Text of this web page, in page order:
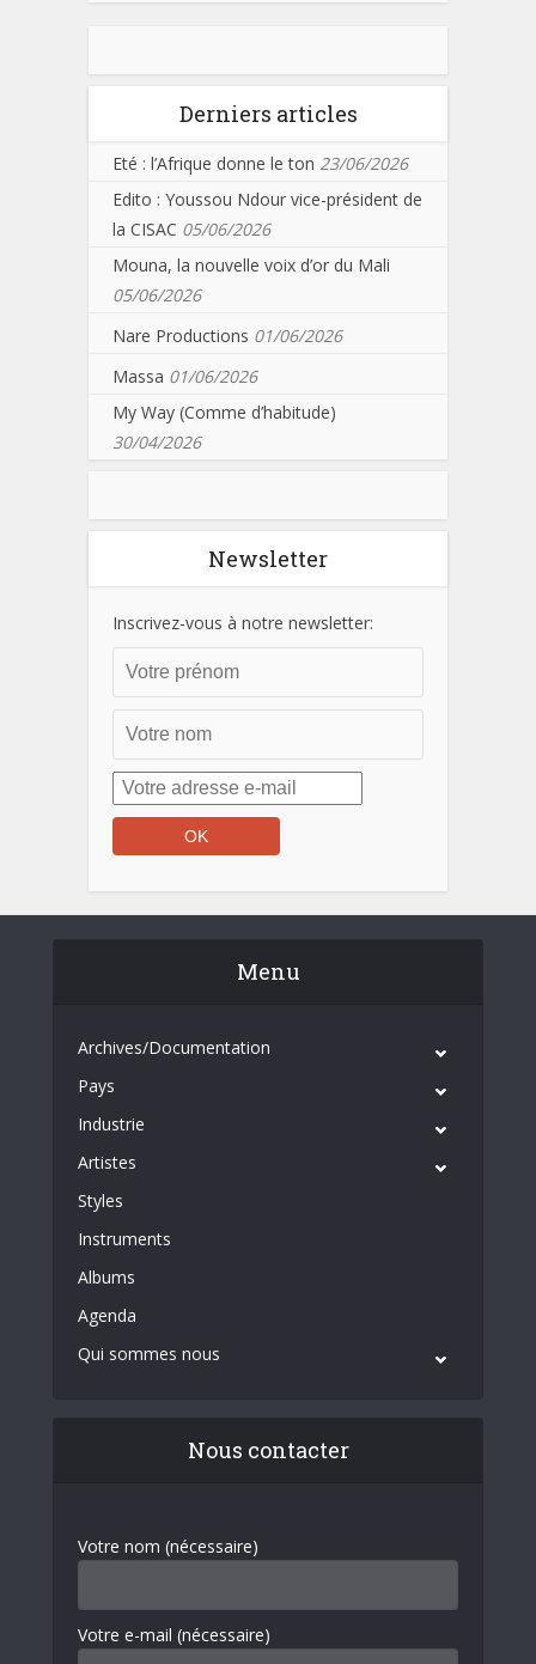
Derniers articles
Eté : l’Afrique donne le ton 23/06/2026
Edito : Youssou Ndour vice-président de
la CISAC 05/06/2026
Mouna, la nouvelle voix d’or du Mali
05/06/2026
Nare Productions 01/06/2026
Massa 01/06/2026
My Way (Comme d’habitude)
30/04/2026
Newsletter
Inscrivez-vous à notre newsletter:
Menu
Archives/Documentation
Pays
Industrie
Artistes
Styles
Instruments
Albums
Agenda
Qui sommes nous
Nous contacter
Votre nom (nécessaire)
Votre e-mail (nécessaire)